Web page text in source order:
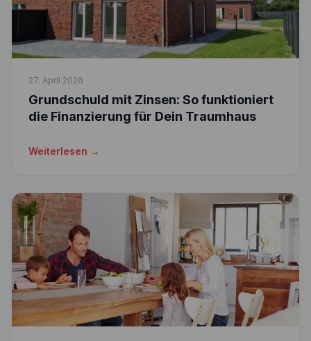
27. April 2026
Grundschuld mit Zinsen: So funktioniert
die Finanzierung für Dein Traumhaus
Weiterlesen →